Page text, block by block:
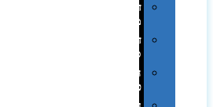
דפוס
משי
דפוס
סובלימציה
הדפס
פרוצס